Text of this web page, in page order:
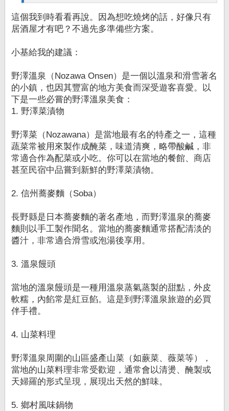
這個我到時看看再說。因為想吃燒烤的話，好像只有
居酒屋才有吧？不過先多準備些方案。
小基給我的建議：
野澤溫泉（Nozawa Onsen）是一個以溫泉和滑雪著名
的小鎮，也因其豐富的地方美食而深受遊客喜愛。以
下是一些必嘗的野澤溫泉美食：
1. 野澤菜漬物
野澤菜（Nozawana）是當地最有名的特產之一，這種
蔬菜常被用來製作成醃菜，味道清爽，略帶酸鹹，非
常適合作為配菜或小吃。你可以在當地的餐館、商店
甚至民宿中品嘗到新鮮的野澤菜漬物。
2. 信州蕎麥麵（Soba）
長野縣是日本蕎麥麵的著名產地，而野澤溫泉的蕎麥
麵則以手工製作聞名。當地的蕎麥麵通常搭配清淡的
醬汁，非常適合滑雪或泡湯後享用。
3. 溫泉饅頭
當地的溫泉饅頭是一種用溫泉蒸氣蒸製的甜點，外皮
軟糯，內餡常是紅豆餡。這是到野澤溫泉旅遊的必買
伴手禮。
4. 山菜料理
野澤溫泉周圍的山區盛產山菜（如蕨菜、薇菜等），
當地的山菜料理非常受歡迎，通常會以清燙、醃製或
天婦羅的形式呈現，展現出天然的鮮味。
5. 鄉村風味鍋物